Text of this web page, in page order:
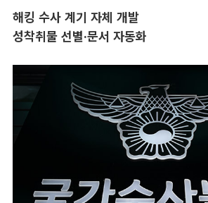
해킹 수사 계기 자체 개발
성착취물 선별·문서 자동화